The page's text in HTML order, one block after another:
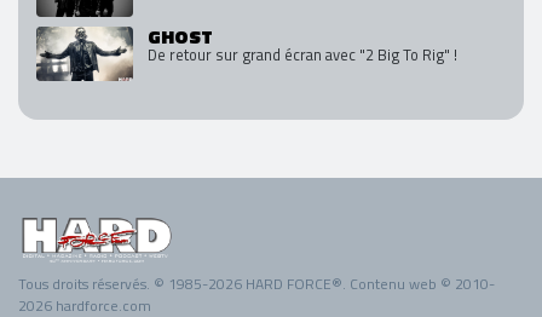
GHOST
De retour sur grand écran avec "2 Big To Rig" !
Tous droits réservés. © 1985-2026 HARD FORCE®. Contenu web © 2010-
2026 hardforce.com